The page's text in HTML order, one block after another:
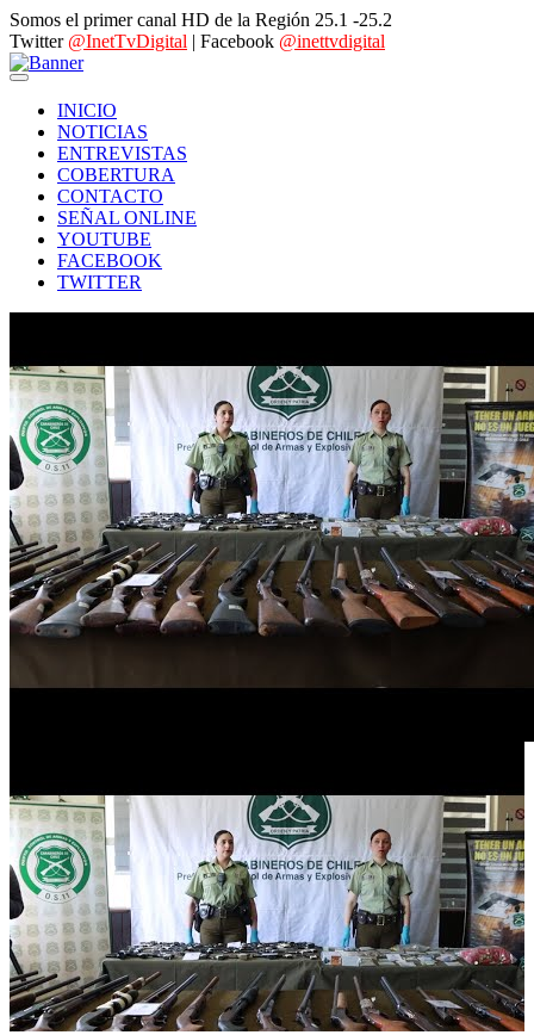
Somos el primer canal HD de la Región 25.1 -25.2
Twitter @InetTvDigital | Facebook @inettvdigital
INICIO
NOTICIAS
ENTREVISTAS
COBERTURA
CONTACTO
SEÑAL ONLINE
YOUTUBE
FACEBOOK
TWITTER